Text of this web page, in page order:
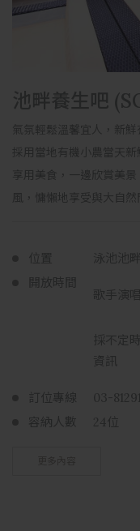
池畔養生吧
氣氛輕鬆溫馨宜人，新
採用當地有機小農當天
享用美食，一邊欣賞美
風，慵懶地享受與大自然
位置
泳池池畔
開放時間
歌手演
採不定
資訊
訂位專線
03-
容納人數
24位